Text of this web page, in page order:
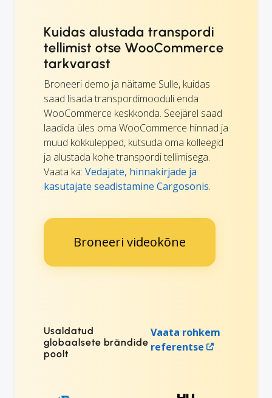
Kuidas alustada transpordi
tellimist otse WooCommerce
tarkvarast
Broneeri demo ja näitame Sulle, kuidas
saad lisada transpordimooduli enda
WooCommerce keskkonda. Seejärel saad
laadida üles oma WooCommerce hinnad ja
muud kokkulepped, kutsuda oma kolleegid
ja alustada kohe transpordi tellimisega.
Vaata ka: Vedajate, hinnakirjade ja
kasutajate seadistamine Cargosonis.
Broneeri videokõne
Usaldatud
globaalsete brändide
poolt
Vaata rohkem
referentse